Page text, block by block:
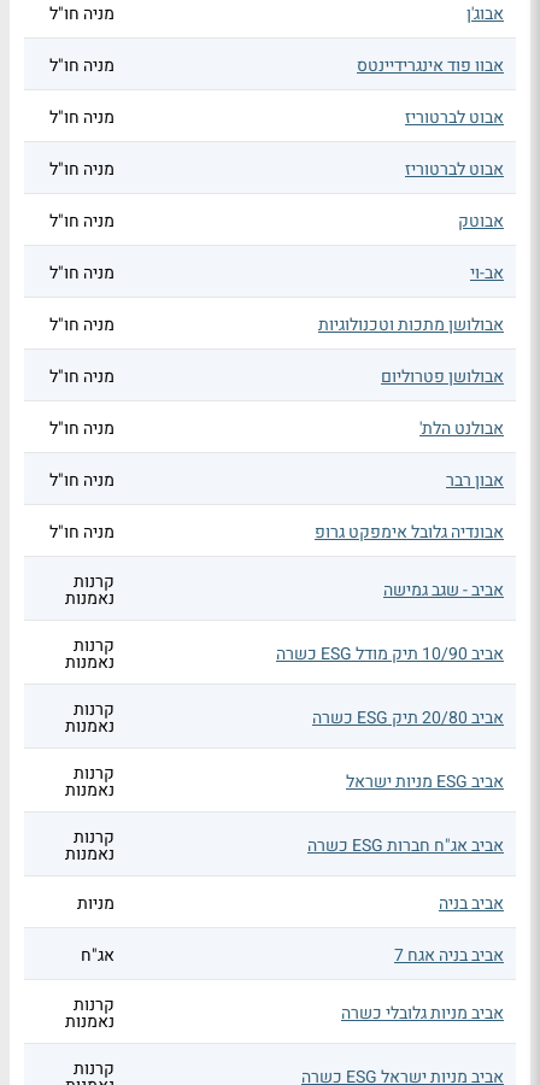
אבוג'ן מניה חו"ל
אבוו פוד אינגרידיינטס מניה חו"ל
אבוט לברטוריז מניה חו"ל
אבוט לברטוריז מניה חו"ל
אבוטק מניה חו"ל
אב-וי מניה חו"ל
אבולושן מתכות וטכנולוגיות מניה חו"ל
אבולושן פטרוליום מניה חו"ל
אבולנט הלת' מניה חו"ל
אבון רבר מניה חו"ל
אבונדיה גלובל אימפקט גרופ מניה חו"ל
אביב - שגב גמישה קרנות
נאמנות
אביב 10/90 תיק מודל ESG כשרה קרנות
נאמנות
אביב 20/80 תיק ESG כשרה קרנות
נאמנות
אביב ESG מניות ישראל קרנות
נאמנות
אביב אג"ח חברות ESG כשרה קרנות
נאמנות
אביב בניה
מניות
אביב בניה אגח 7 אג"ח
אביב מניות גלובלי כשרה קרנות
נאמנות
אביב מניות ישראל ESG כשרה קרנות